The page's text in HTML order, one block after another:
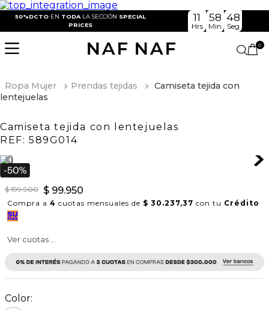
50%DCTO EN TODA LA SECCIÓN SPECIAL
PRICES
11
Hrs
58
Min
48
Seg
0
Ropa Mujer Prendas tejidas
Camiseta tejida con
lentejuelas
Camiseta tejida con lentejuelas
REF: 589G014
$ 199.900 $ 99.950
Compra a 4 cuotas mensuales de $ 30.237,37 con tu Crédito
Ver cuotas ...